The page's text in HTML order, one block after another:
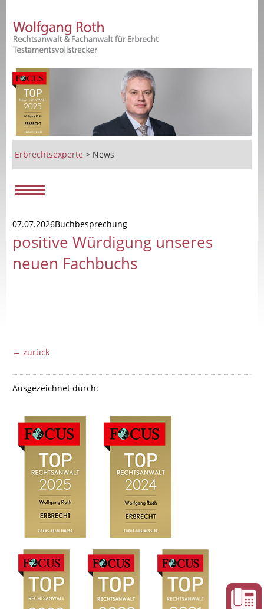
Erbrechtsexperte > News
07.07.2026Buchbesprechung
positive Würdigung unseres
neuen Fachbuchs
← zurück
Ausgezeichnet durch: